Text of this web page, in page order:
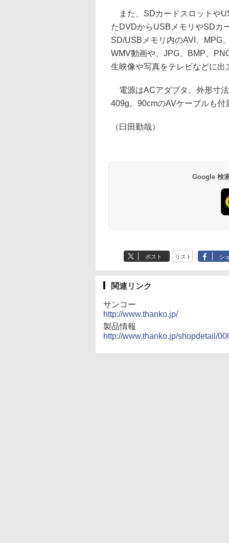
また、SDカードスロットや
たDVDからUSBメモリやSDカ
SD/USBメモリ内のAVI、MPG
WMV動画や、JPG、BMP、
生映像や写真をテレビなどに出
電源はACアダプタ。外形寸
409g。90cmのAVケーブルも付
（臼田勤哉）
Google 検
ポスト リスト シ
関連リンク
サンコー
http://www.thanko.jp/
製品情報
http://www.thanko.jp/shopdetail/